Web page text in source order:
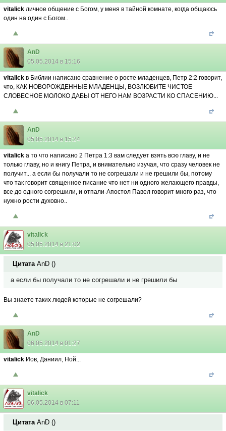
vitalick личное общение с Богом, у меня в тайной комнате, когда общаюсь
один на один с Богом..
AnD
05.05.2014 в 15:16
vitalick в Библии написано сравнение о росте младенцев, Петр 2:2 говорит,
что, КАК НОВОРОЖДЕННЫЕ МЛАДЕНЦЫ, ВОЗЛЮБИТЕ ЧИСТОЕ
СЛОВЕСНОЕ МОЛОКО ДАБЫ ОТ НЕГО НАМ ВОЗРАСТИ КО СПАСЕНИЮ...
AnD
05.05.2014 в 15:24
vitalick а то что написано 2 Петра 1:3 вам следует взять всю главу, и не
только главу, но и книгу Петра, и внимательно изучая, что сразу человек не
получит... а если бы получали то не согрешали и не грешили бы, потому
что так говорит священное писание что нет ни одного желающего правды,
все до одного согрешили, и отпали-Апостол Павел говорит много раз, что
нужно рости духовно..
vitalick
05.05.2014 в 21:02
Цитата AnD ()
а если бы получали то не согрешали и не грешили бы
Вы знаете таких людей которые не согрешали?
AnD
06.05.2014 в 01:27
vitalick Иов, Даниил, Ной...
vitalick
06.05.2014 в 07:11
Цитата AnD ()